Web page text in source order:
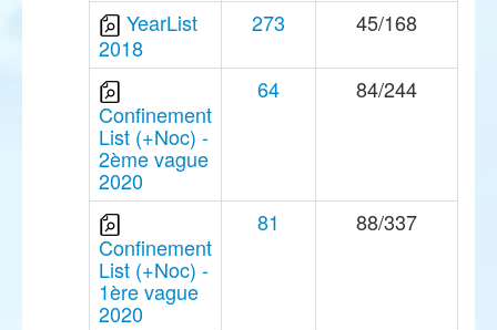
YearList
2018
273 45/168
Confinement
List (+Noc) -
2ème vague
2020
64 84/244
Confinement
List (+Noc) -
1ère vague
2020
81 88/337